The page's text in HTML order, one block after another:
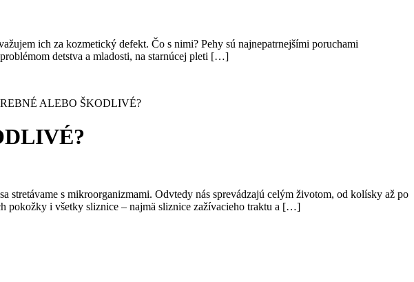
ich za kozmetický defekt. Čo s nimi? Pehy sú najnepatrnejšími poruchami
detstva a mladosti, na starnúcej pleti […]
ALEBO ŠKODLIVÉ?
s mikroorganizmami. Odvtedy nás sprevádzajú celým životom, od kolísky až po
pokožky i všetky sliznice – najmä sliznice zažívacieho traktu a […]